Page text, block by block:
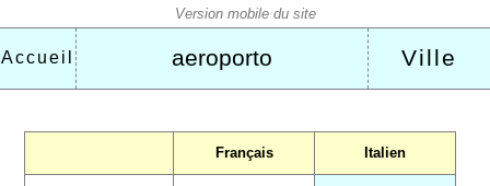
Accueil aeroporto Ville
Français Italien